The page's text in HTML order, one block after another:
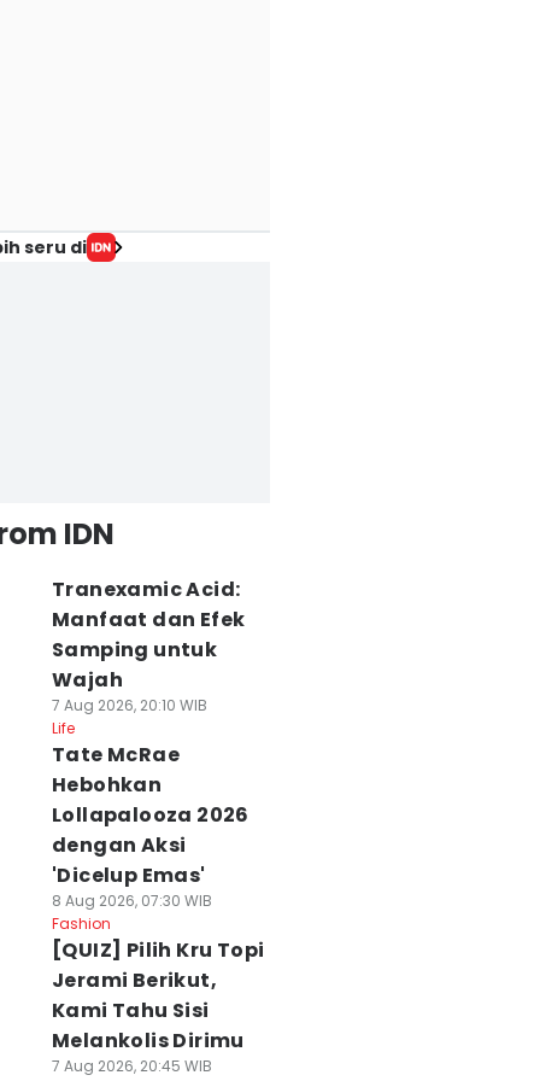
seru di
IDN
Tranexamic Acid:
Manfaat dan Efek
Samping untuk
Wajah
7 Aug 2026, 20:10 WIB
Life
Tate McRae
Hebohkan
Lollapalooza 2026
dengan Aksi
'Dicelup Emas'
8 Aug 2026, 07:30 WIB
Fashion
[QUIZ] Pilih Kru Topi
Jerami Berikut,
Kami Tahu Sisi
Melankolis Dirimu
7 Aug 2026, 20:45 WIB